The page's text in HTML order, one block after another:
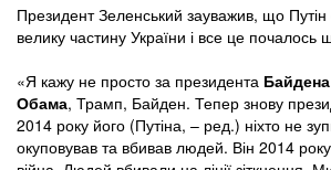
Президент Зеленський зауважив, що Путін
велику частину України і все це почалось
«Я кажу не просто за президента Байдена
Обама, Трамп, Байден. Тепер знову
2014 року його (Путіна, – ред.) ніхто не
окуповував та вбивав людей. Він 2014